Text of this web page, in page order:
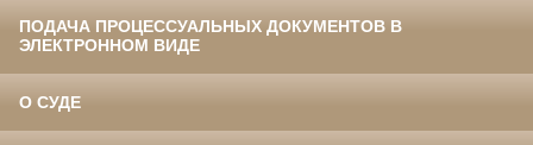
ПОДАЧА ПРОЦЕССУАЛЬНЫХ ДОКУМЕНТОВ В
ЭЛЕКТРОННОМ ВИДЕ
О СУДЕ